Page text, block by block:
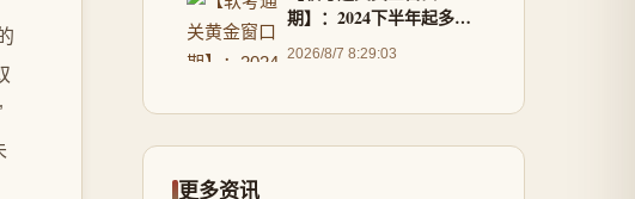
期】：2024下半年起多地
取消“以考代评”资格，错
2026/8/7 8:29:03
更多资讯